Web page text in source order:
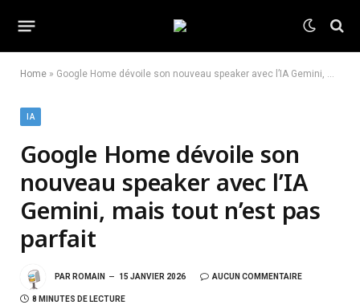
Home » Google Home dévoile son nouveau speaker avec l’IA Gemini, mais tout n’est pas parfait
IA
Google Home dévoile son
nouveau speaker avec l’IA
Gemini, mais tout n’est pas
parfait
PAR ROMAIN 15 JANVIER 2026 AUCUN COMMENTAIRE
8 MINUTES DE LECTURE